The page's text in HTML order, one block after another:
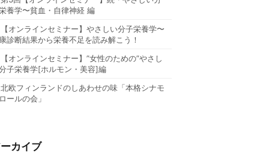
養学〜貧血・自律神経 編
【オンラインセミナー】やさしい分子栄養学〜
診断結果から栄養不足を読み解こう！
【オンラインセミナー】”女性のための”やさし
子栄養学[ホルモン・美容]編
北欧フィンランドのしあわせの味「本格シナモ
ールの会」
カイブ